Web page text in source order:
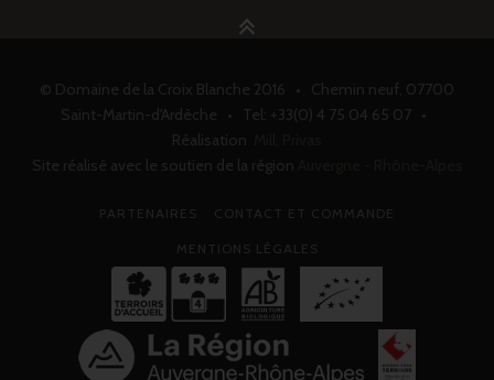
© Domaine de la Croix Blanche 2016 • Chemin neuf, 07700
Saint-Martin-d'Ardèche • Tel: +33(0) 4 75 04 65 07 •
Réalisation
Site réalisé avec le soutien de la région
PARTENAIRES CONTACT ET COMMANDE
MENTIONS LÉGALES